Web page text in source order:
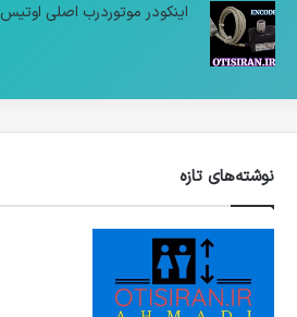
اینکودر موتوردرب اصلی اوتیس
نوشته‌های تازه